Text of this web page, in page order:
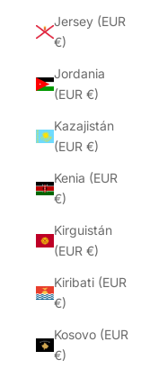
Jersey (EUR
€)
Jordania
(EUR €)
Kazajistán
(EUR €)
Kenia (EUR
€)
Kirguistán
(EUR €)
Kiribati (EUR
€)
Kosovo (EUR
€)